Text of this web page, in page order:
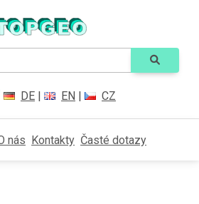
DE | EN | CZ
nás Kontakty Časté dotazy